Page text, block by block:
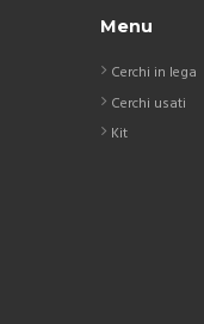
Menu
Cerchi in lega
Cerchi usati
Kit